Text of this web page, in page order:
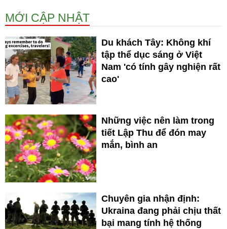
MỚI CẬP NHẬT
Du khách Tây: Không khí
tập thể dục sáng ở Việt
Nam 'có tính gây nghiện rất
cao'
Những việc nên làm trong
tiết Lập Thu để đón may
mắn, bình an
Chuyên gia nhận định:
Ukraina đang phải chịu thất
bại mang tính hệ thống